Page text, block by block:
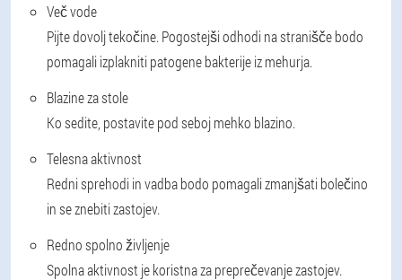
Več vode
Pijte dovolj tekočine. Pogostejši odhodi na stranišče bodo
pomagali izplakniti patogene bakterije iz mehurja.
Blazine za stole
Ko sedite, postavite pod seboj mehko blazino.
Telesna aktivnost
Redni sprehodi in vadba bodo pomagali zmanjšati bolečino
in se znebiti zastojev.
Redno spolno življenje
Spolna aktivnost je koristna za preprečevanje zastojev.